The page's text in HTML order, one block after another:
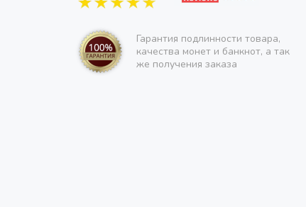
Гарантия подлинности товара,
качества монет и банкнот, а так
же получения заказа